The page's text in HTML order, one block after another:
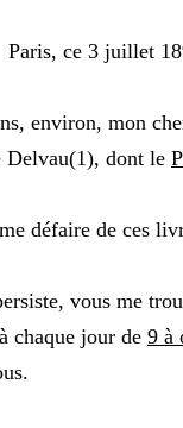
environ, mon
Delvau(1), dont le
défaire de ces
vous me
chaque jour de 9 à